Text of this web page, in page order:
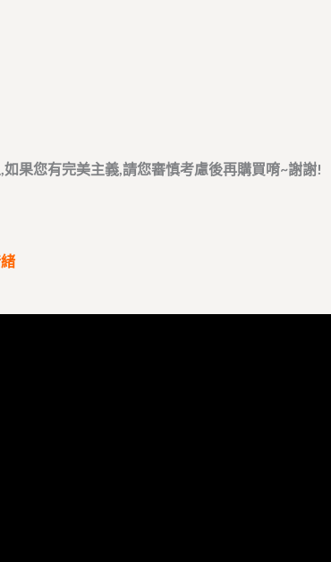
果您有完美主義,請您審慎考慮後再購買唷~謝謝!